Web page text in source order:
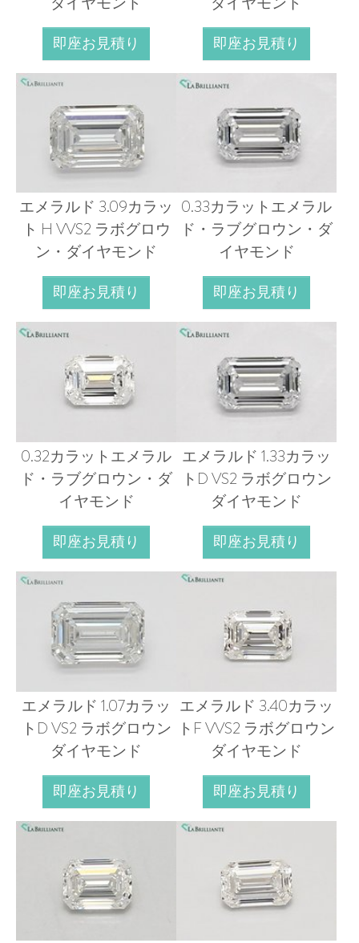
即座お見積り 即座お見積り
エメラルド 3.09カラッ
ト H VVS2 ラボグロウ
ン・ダイヤモンド
即座お見積り
0.33カラットエメラル
ド・ラブグロウン・ダ
イヤモンド
即座お見積り
0.32カラットエメラル
ド・ラブグロウン・ダ
イヤモンド
即座お見積り
エメラルド 1.33カラッ
トD VS2 ラボグロウン
ダイヤモンド
即座お見積り
エメラルド 1.07カラッ
トD VS2 ラボグロウン
ダイヤモンド
即座お見積り
エメラルド 3.40カラッ
トF VVS2 ラボグロウン
ダイヤモンド
即座お見積り